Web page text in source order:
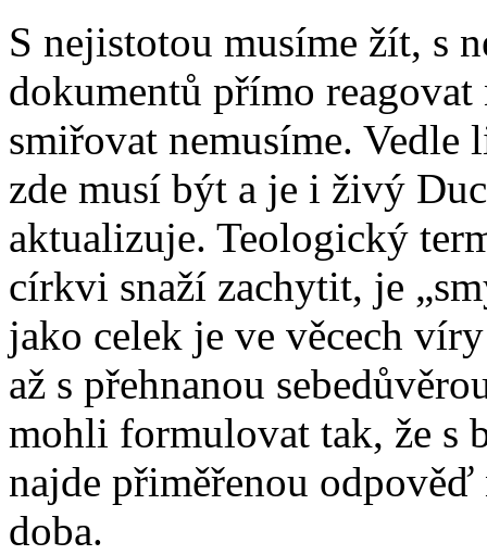
S nejistotou musíme žít, s
dokumentů přímo reagovat
smiřovat nemusíme.
zde musí být a je i živý
aktualizuje. Teologický
církvi snaží zachytit, je
jako celek je ve věcech
až s přehnanou
mohli formulovat tak, že s
najde přiměřenou
doba.